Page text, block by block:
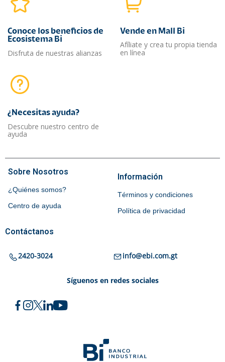
Conoce los beneficios de
Ecosistema Bi
Disfruta de nuestras alianzas
Vende en Mall Bi
Afíliate y crea tu propia tienda
en línea
¿Necesitas ayuda?​
Descubre nuestro centro de
ayuda
Sobre Nosotros
¿Quiénes somos?
Centro de ayuda
Información
Términos y condiciones
Política de privacidad
Contáctanos
2420-3024 info@ebi.com.gt
Síguenos en redes sociales